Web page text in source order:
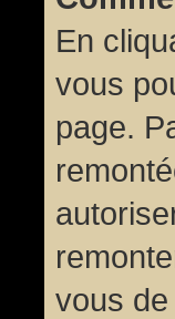
En
vous
page.
vous